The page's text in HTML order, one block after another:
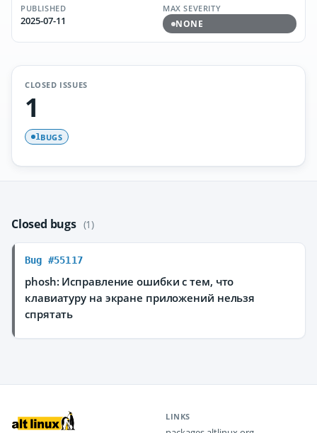
PUBLISHED
2025-07-11
MAX SEVERITY
NONE
CLOSED ISSUES
1
1BUGS
Closed bugs (1)
Bug #55117
phosh: Исправление ошибки с тем, что
клавиатуру на экране приложений нельзя
спрятать
LINKS